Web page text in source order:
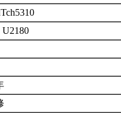
U2180